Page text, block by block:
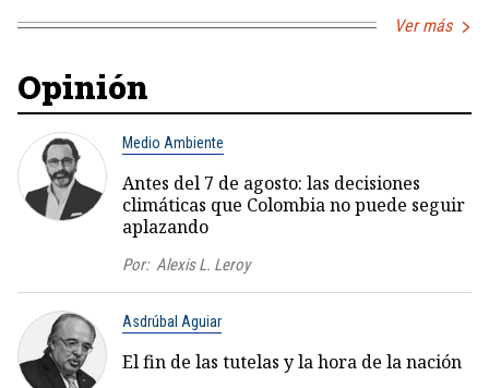
Ver más
Opinión
Medio Ambiente
Antes del 7 de agosto: las decisiones
climáticas que Colombia no puede seguir
aplazando
Por: Alexis L. Leroy
Asdrúbal Aguiar
El fin de las tutelas y la hora de la nación